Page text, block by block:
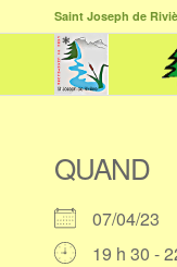
Saint Joseph de
QUAND
07/04/23
19 h 30 -